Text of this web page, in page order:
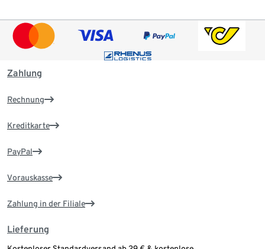
Zahlung
Rechnung
Kreditkarte
PayPal
Vorauskasse
Zahlung in der Filiale
Lieferung